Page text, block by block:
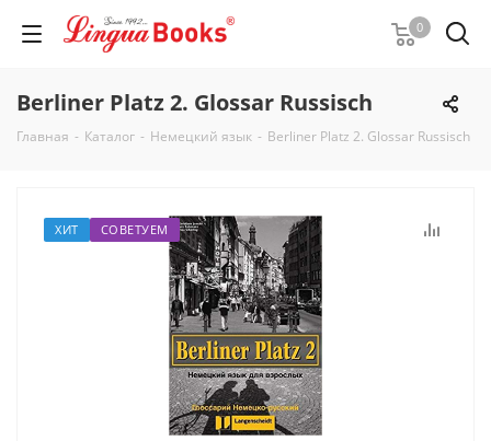
0
Berliner Platz 2. Glossar Russisch
Главная - Каталог - Немецкий язык - Berliner Platz 2. Glossar Russisch
ХИТ СОВЕТУЕМ